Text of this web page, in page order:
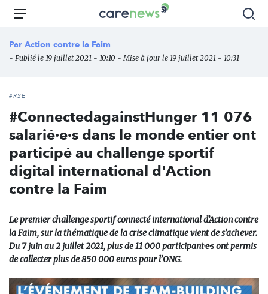
Aller
principal
Carenews,
média
des
Menu
Par Action contre la Faim
- Publié le 19 juillet 2021 - 10:10 - Mise à jour le 19 juillet 2021 - 10:31
#RSE
#ConnectedagainstHunger 11 076
salarié·e·s dans le monde entier ont
participé au challenge sportif
digital international d'Action
contre la Faim
Le premier challenge sportif connecté international d’Action contre
la Faim, sur la thématique de la crise climatique vient de s’achever.
Du 7 juin au 2 juillet 2021, plus de 11 000 participant·e·s ont permis
de collecter plus de 850 000 euros pour l’ONG.